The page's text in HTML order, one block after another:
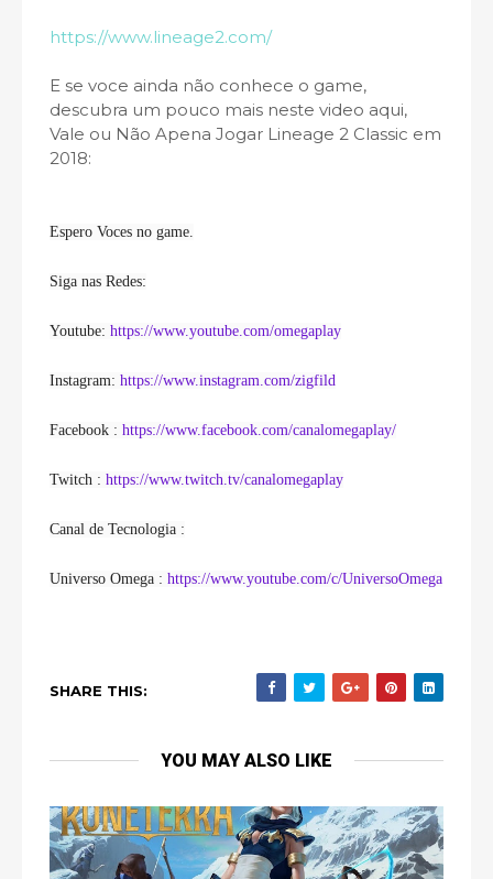
https://www.lineage2.com/
E se voce ainda não conhece o game,
descubra um pouco mais neste video aqui,
Vale ou Não Apena Jogar Lineage 2 Classic em
2018:
Espero Voces no game.
Siga nas Redes:
Youtube: https://www.youtube.com/omegaplay
Instagram: https://www.instagram.com/zigfild
Facebook : https://www.facebook.com/canalomegaplay/
Twitch : https://www.twitch.tv/canalomegaplay
Canal de Tecnologia :
Universo Omega : https://www.youtube.com/c/UniversoOmega
SHARE THIS:
YOU MAY ALSO LIKE